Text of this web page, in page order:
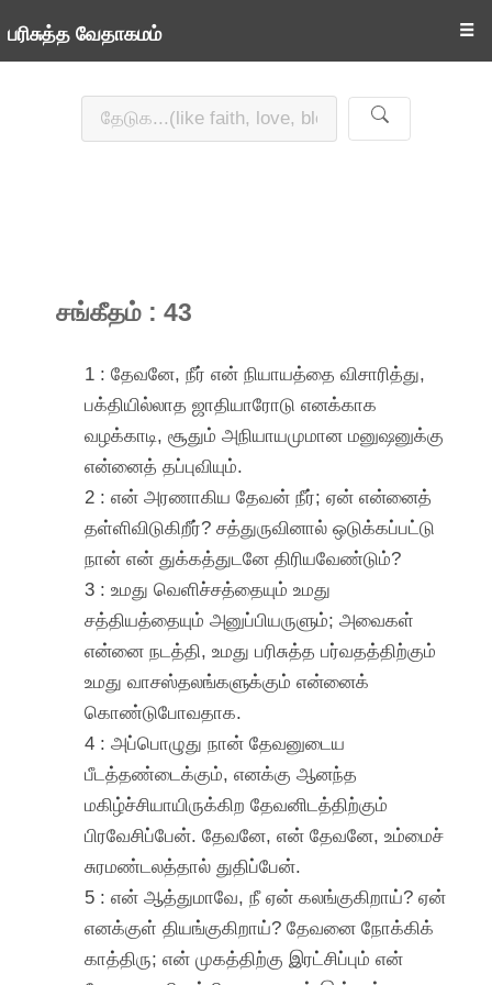
பரிசுத்த வேதாகமம் ☰
சங்கீதம் : 43
1 : தேவனே, நீர் என் நியாயத்தை விசாரித்து,
பக்தியில்லாத ஜாதியாரோடு எனக்காக
வழக்காடி, சூதும் அநியாயமுமான மனுஷனுக்கு
என்னைத் தப்புவியும்.
2 : என் அரணாகிய தேவன் நீர்; ஏன் என்னைத்
தள்ளிவிடுகிறீர்? சத்துருவினால் ஒடுக்கப்பட்டு
நான் என் துக்கத்துடனே திரியவேண்டும்?
3 : உமது வெளிச்சத்தையும் உமது
சத்தியத்தையும் அனுப்பியருளும்; அவைகள்
என்னை நடத்தி, உமது பரிசுத்த பர்வதத்திற்கும்
உமது வாசஸ்தலங்களுக்கும் என்னைக்
கொண்டுபோவதாக.
4 : அப்பொழுது நான் தேவனுடைய
பீடத்தண்டைக்கும், எனக்கு ஆனந்த
மகிழ்ச்சியாயிருக்கிற தேவனிடத்திற்கும்
பிரவேசிப்பேன். தேவனே, என் தேவனே, உம்மைச்
சுரமண்டலத்தால் துதிப்பேன்.
5 : என் ஆத்துமாவே, நீ ஏன் கலங்குகிறாய்? ஏன்
எனக்குள் தியங்குகிறாய்? தேவனை நோக்கிக்
காத்திரு; என் முகத்திற்கு இரட்சிப்பும் என்